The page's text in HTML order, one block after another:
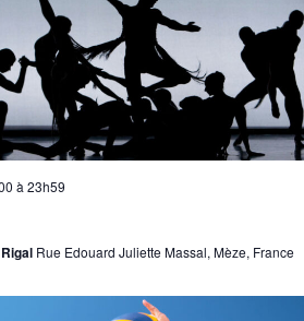
à 23h59
Rue Edouard Juliette Massal, Mèze, France